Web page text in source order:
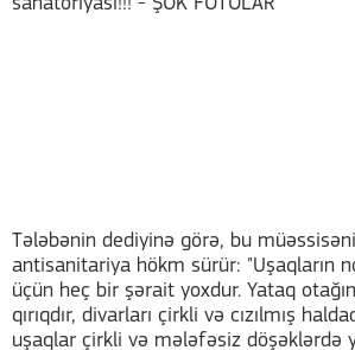
Tələbənin dediyinə görə, bu
antisanitariya hökm sürür: "Uşaqların
üçün heç bir şərait yoxdur. Yataq
qırıqdır, divarları çirkli və cızılmış
uşaqlar çirkli və mələfəsiz döşəklərdə